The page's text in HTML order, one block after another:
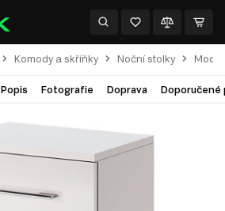
Komody a skříňky Noční stolky
Popis Fotografie Doprava Doporučené